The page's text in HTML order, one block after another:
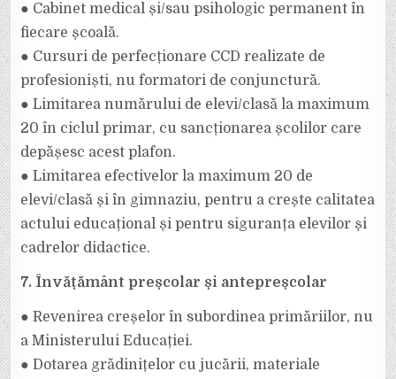
● Cabinet medical și/sau psihologic permanent în
fiecare școală.
● Cursuri de perfecționare CCD realizate de
profesioniști, nu formatori de conjunctură.
● Limitarea numărului de elevi/clasă la maximum
20 în ciclul primar, cu sancționarea școlilor care
depășesc acest plafon.
● Limitarea efectivelor la maximum 20 de
elevi/clasă și în gimnaziu, pentru a crește calitatea
actului educațional și pentru siguranța elevilor și
cadrelor didactice.
7. Învățământ preșcolar și antepreșcolar
● Revenirea creșelor în subordinea primăriilor, nu
a Ministerului Educației.
● Dotarea grădinițelor cu jucării, materiale